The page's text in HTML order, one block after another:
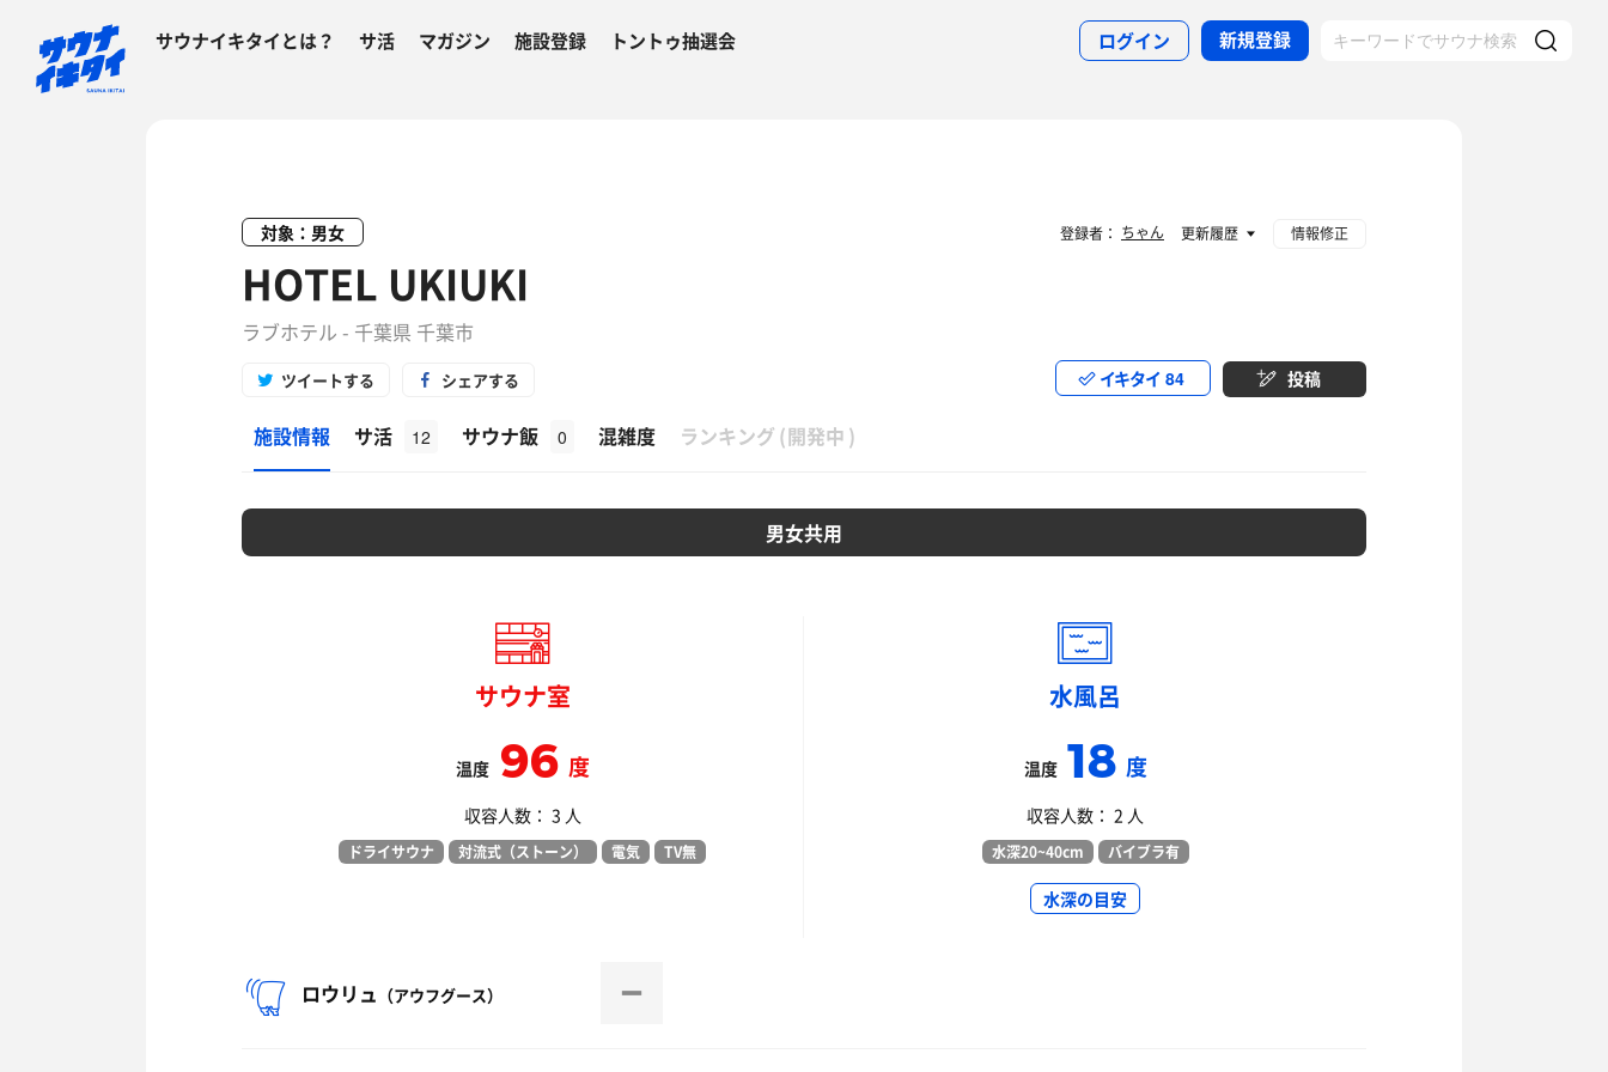
サウナイキタイとは？ サ活 マガジン 施設登録 トントゥ抽選会 ログイン 新規登録
対象：男女
HOTEL UKIUKI
ラブホテル - 千葉県 千葉市
ツイートする シェアする イキタイ 84 投稿
施設情報 サ活 12 サウナ飯 0 混雑度 ランキング (開発中 )
男女共用
サウナ室
温度96度
収容人数： 3 人
ドライサウナ 対流式（ストーン） 電気 TV無
水風呂
温度18度
収容人数： 2 人
水深20~40cm バイブラ有
水深の目安
ロウリュ （アウフグース）
登録者： ちゃん 更新履歴 情報修正